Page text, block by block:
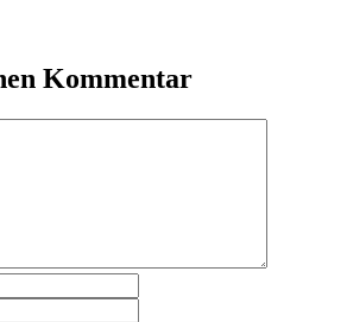
Kommentar